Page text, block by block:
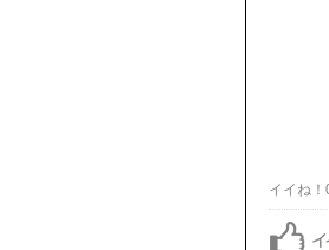
イイね！